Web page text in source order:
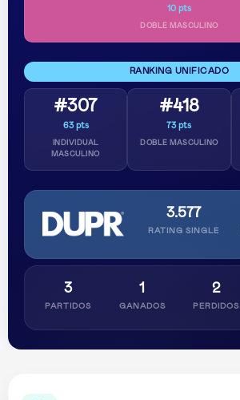
10 pts
DOBLE MASCULINO
RANKING UNIFICADO
#307
63 pts
INDIVIDUAL
MASCULINO
#418
73 pts
DOBLE MASCULINO
3.577
RATING SINGLE
3
PARTIDOS
1
GANADOS
2
PERDIDOS